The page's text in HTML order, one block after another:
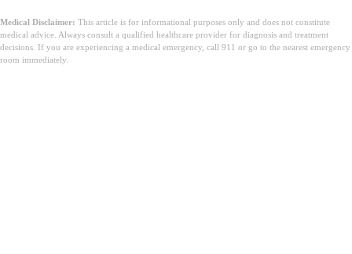
Medical Disclaimer: This article is for informational purposes only and does not constitute
medical advice. Always consult a qualified healthcare provider for diagnosis and treatment
decisions. If you are experiencing a medical emergency, call 911 or go to the nearest emergency
room immediately.